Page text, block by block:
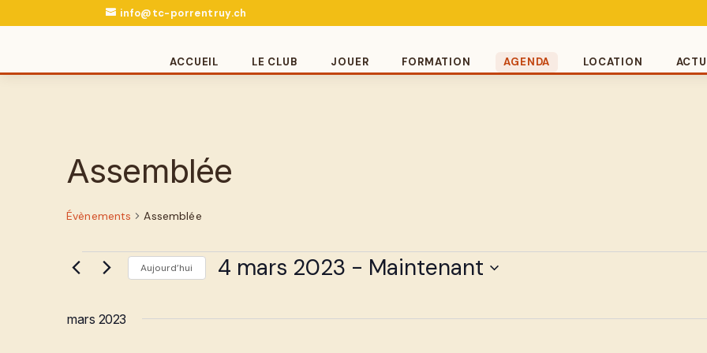
info@tc-porrentruy.ch
ACCUEIL LE CLUB JOUER FORMATION AGENDA LOCATION
Assemblée
Évènements Assemblée
Évènements
Aujourd’hui 4 mars 2023 - Maintenant
mars 2023